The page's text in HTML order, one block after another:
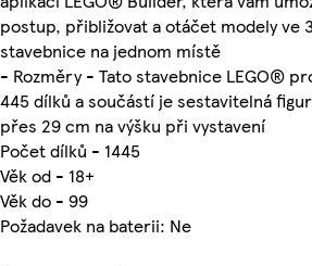
postup, přibližovat a otáčet modely ve
stavebnice na jednom místě
- Rozměry - Tato stavebnice LEGO®
445 dílků a součástí je sestavitelná
přes 29 cm na výšku při vystavení
Počet dílků - 1445
Věk od - 18+
Věk do - 99
Požadavek na baterii: Ne